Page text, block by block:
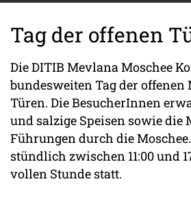
Tag der offenen
Die DITIB Mevlana Moschee
bundesweiten Tag der offenen
Türen. Die BesucherInnen
und salzige Speisen sowie die
Führungen durch die
stündlich zwischen 11:00 und
vollen Stunde statt.